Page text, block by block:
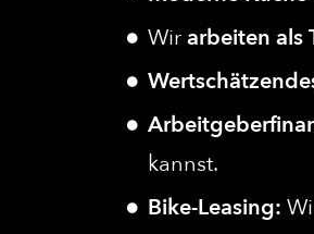
Wirarbeiten als
kannst.
Bike-Leasing: